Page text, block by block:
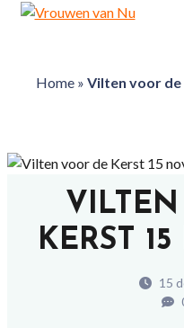
Home» Vilten voor
KERST
15